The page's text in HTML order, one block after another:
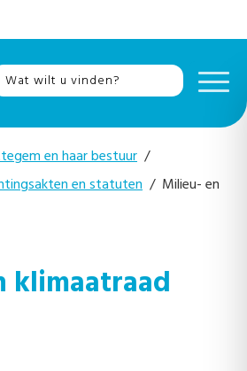
en haar bestuur /
en statuten / Milieu- en
klimaatraad